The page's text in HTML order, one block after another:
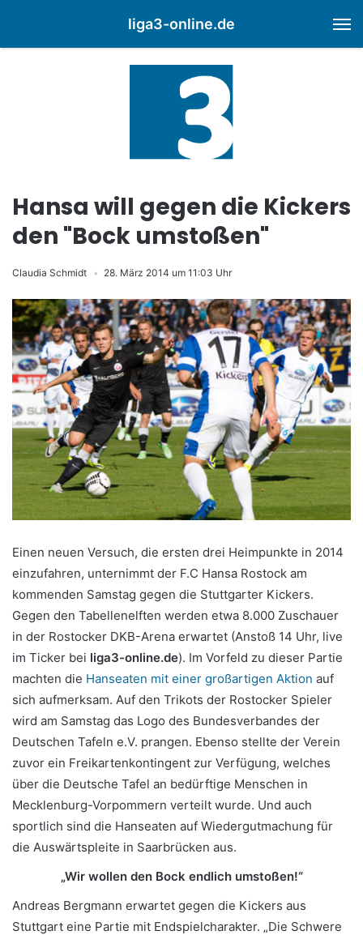
liga3-online.de
Hansa will gegen die Kickers
den "Bock umstoßen"
Claudia Schmidt 28. März 2014 um 11:03 Uhr
Einen neuen Versuch, die ersten drei Heimpunkte in 2014
einzufahren, unternimmt der F.C Hansa Rostock am
kommenden Samstag gegen die Stuttgarter Kickers.
Gegen den Tabellenelften werden etwa 8.000 Zuschauer
in der Rostocker DKB-Arena erwartet (Anstoß 14 Uhr, live
im Ticker bei liga3-online.de). Im Vorfeld zu dieser Partie
machten die Hanseaten mit einer großartigen Aktion auf
sich aufmerksam. Auf den Trikots der Rostocker Spieler
wird am Samstag das Logo des Bundesverbandes der
Deutschen Tafeln e.V. prangen. Ebenso stellte der Verein
zuvor ein Freikartenkontingent zur Verfügung, welches
über die Deutsche Tafel an bedürftige Menschen in
Mecklenburg-Vorpommern verteilt wurde. Und auch
sportlich sind die Hanseaten auf Wiedergutmachung für
die Auswärtspleite in Saarbrücken aus.
„Wir wollen den Bock endlich umstoßen!“
Andreas Bergmann erwartet gegen die Kickers aus
Stuttgart eine Partie mit Endspielcharakter. „Die Schwere